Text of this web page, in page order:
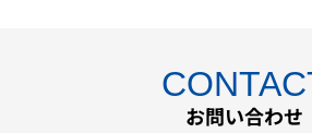
お問い合わせ